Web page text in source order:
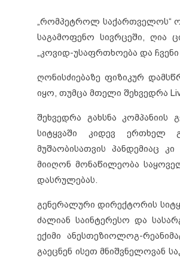
„რომპეტროლ საქართველოს“
საგამოფენო სივრცეში, ღია
„კოვიდ-უსაფრთხოება და
ღონისძიებაზე ფიზიკურ
იყო, თუმცა მთელი შეხვედრა
შეხვედრა გახსნა
სიტყვაში კიდევ ერთხელ
მუშაობისათვის პანდემიაც
მიიღონ მონაწილეობა
დასრულებას.
გენერალური დირექტორის
ძალიან საინტერესო და
ექიმი ანესთეზიოლოგ-
გაეცნენ ისეთ